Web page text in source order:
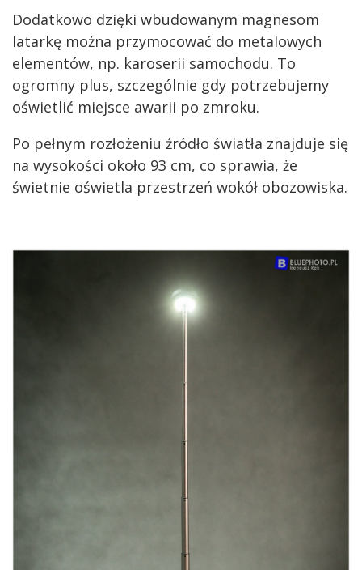
Dodatkowo dzięki wbudowanym magnesom
latarkę można przymocować do metalowych
elementów, np. karoserii samochodu. To
ogromny plus, szczególnie gdy potrzebujemy
oświetlić miejsce awarii po zmroku.
Po pełnym rozłożeniu źródło światła znajduje się
na wysokości około 93 cm, co sprawia, że
świetnie oświetla przestrzeń wokół obozowiska.